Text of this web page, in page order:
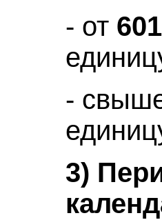
- от
-
3)